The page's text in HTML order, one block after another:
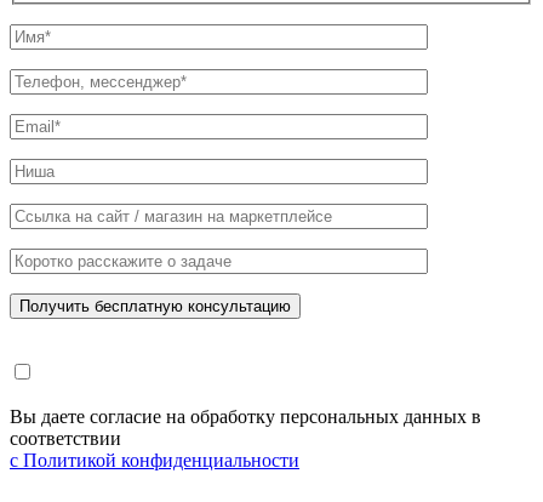
Вы даете согласие на обработку персональных данных в
соответствии
с Политикой конфиденциальности